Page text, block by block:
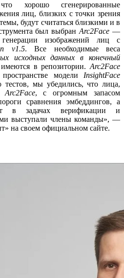
хорошо сгенерированные
лиц, близких с точки зрения
будут считаться близкими и в
был выбранArc2Face —
изображений лиц с
v1.5. Все необходимые веса
исходных данных в конечный
в репозитории.Arc2Face
модели InsightFace
тестов, мы убедились, что лица,
Arc2Face, с огромным запасом
сравнения эмбеддингов, а
в задачах верификации и
выступали члены команды», —
на своем официальном сайте.